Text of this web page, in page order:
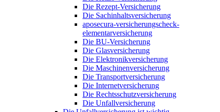
Die Rezept-Versicherung
Die Sachinhaltsversicherung
aposecura-versicherungscheck-
elementarversicherung
Die BU-Versicherung
Die Glasversicherung
Die Elektronikversicherung
Die Maschinenversicherung
Die Transportversicherung
Die Internetversicherung
Die Rechtsschutzversicherung
Die Unfallversicherung